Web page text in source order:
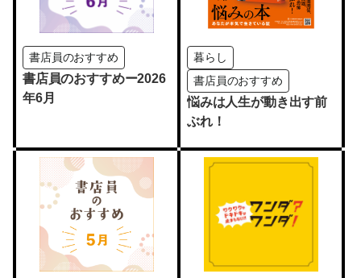
書店員のおすすめ
書店員のおすすめー2026
年6月
暮らし
書店員のおすすめ
悩みは人生が動き出す前
ぶれ！